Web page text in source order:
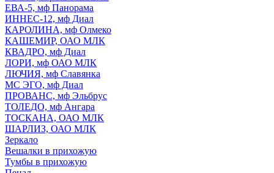
ЕВА-5, мф Панорама
ИННЕС-12, мф Диал
КАРОЛИНА, мф Олмеко
КАШЕМИР, ОАО МЛК
КВАДРО, мф Диал
ЛОРИ, мф ОАО МЛК
ЛЮЧИЯ, мф Славянка
МС ЭГО, мф Диал
ПРОВАНС, мф Эльбрус
ТОЛЕДО, мф Ангара
ТОСКАНА, ОАО МЛК
ШАРЛИЗ, ОАО МЛК
Зеркало
Вешалки в прихожую
Тумбы в прихожую